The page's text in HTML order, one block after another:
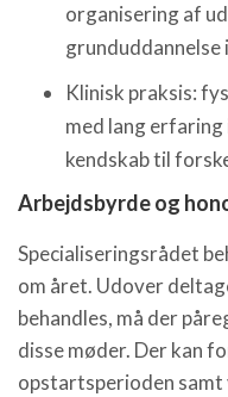
organisering af
Klinisk praksis:
med lang
kendskab til
Arbejdsbyrde og
Specialiseringsrådet
om året. Udover
behandles, må der
disse møder. Der kan
opstartsperioden